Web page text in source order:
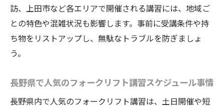
訪、上田市など各エリアで開催される講習には、地域ご
との特色や混雑状況も影響します。事前に受講条件や持
ち物をリストアップし、無駄なトラブルを防ぎましょ
う。
長野県で人気のフォークリフト講習スケジュール事情
長野県内で人気のフォークリフト講習は、土日開催や短